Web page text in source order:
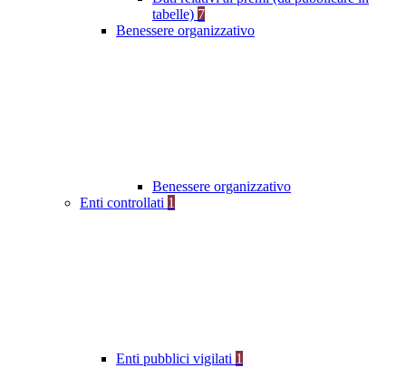
tabelle) 7
Benessere organizzativo
Benessere organizzativo
Enti controllati 1
Enti pubblici vigilati 1